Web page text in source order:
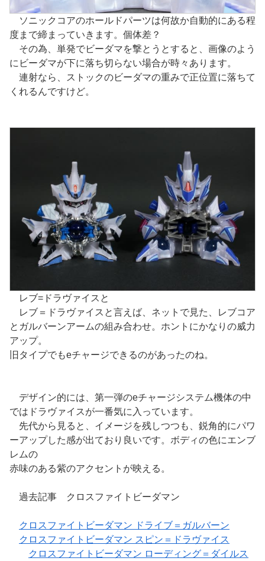
ソニックコアのホールドパーツは何故か自動的にある程
度まで締まっていきます。個体差？
その為、単発でビーダマを撃とうとすると、画像のよう
にビーダマが下に落ち切らない場合が時々あります。
連射なら、ストックのビーダマの重みで正位置に落ちて
くれるんですけど。
レブ=ドラヴァイスと
レブ＝ドラヴァイスと言えば、ネットで見た、レブコア
とガルバーンアームの組み合わせ。ホントにかなりの威力
アップ。
旧タイプでもeチャージできるのがあったのね。
デザイン的には、第一弾のeチャージシステム機体の中
ではドラヴァイスが一番気に入っています。
先代から見ると、イメージを残しつつも、鋭角的にパワ
ーアップした感が出ており良いです。ボディの色にエンブ
レムの
赤味のある紫のアクセントが映える。
過去記事 クロスファイトビーダマン
クロスファイトビーダマン ドライブ＝ガルバーン
クロスファイトビーダマン スピン＝ドラヴァイス
クロスファイトビーダマン ローディング＝ダイルス